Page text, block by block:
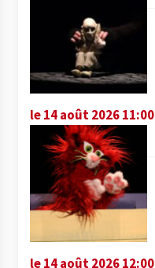
le 14 août 2026 11:00
le 14 août 2026 12:00